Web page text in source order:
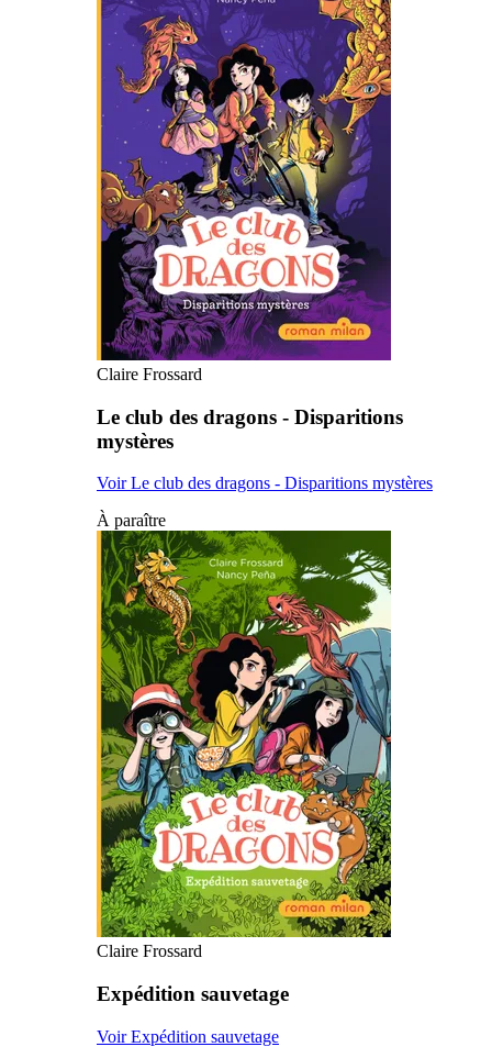
Claire Frossard
Le club des dragons - Disparitions
mystères
Voir Le club des dragons - Disparitions mystères
À paraître
Claire Frossard
Expédition sauvetage
Voir Expédition sauvetage